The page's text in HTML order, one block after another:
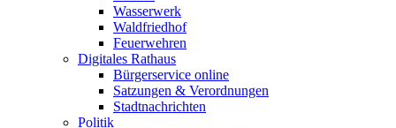
Wasserwerk
Waldfriedhof
Feuerwehren
Digitales Rathaus
Bürgerservice online
Satzungen & Verordnungen
Stadtnachrichten
Politik